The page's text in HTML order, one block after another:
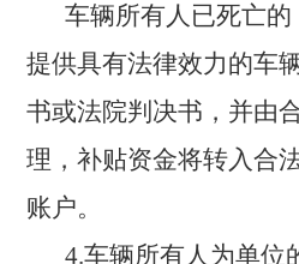
车辆所有人已死亡
提供具有法律效力的车
书或法院判决书，并由
理，补贴资金将转入合
账户。
4.车辆所有人为单位